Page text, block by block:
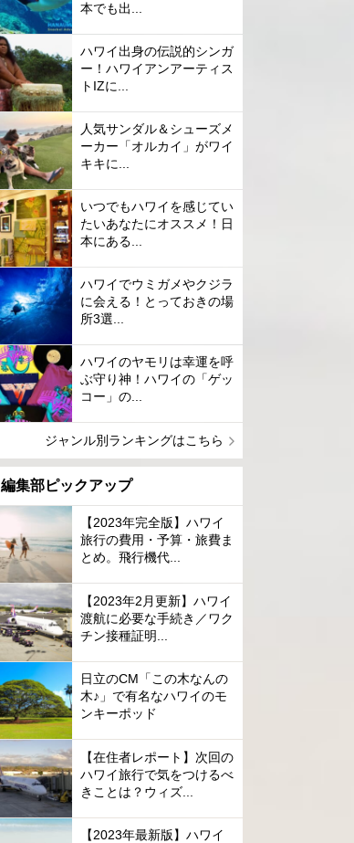
本でも出...
ハワイ出身の伝説的シンガ
ー！ハワイアンアーティス
トIZに...
人気サンダル＆シューズメ
ーカー「オルカイ」がワイ
キキに...
いつでもハワイを感じてい
たいあなたにオススメ！日
本にある...
ハワイでウミガメやクジラ
に会える！とっておきの場
所3選...
ハワイのヤモリは幸運を呼
ぶ守り神！ハワイの「ゲッ
コー」の...
ジャンル別ランキングはこちら
編集部ピックアップ
【2023年完全版】ハワイ
旅行の費用・予算・旅費ま
とめ。飛行機代...
【2023年2月更新】ハワイ
渡航に必要な手続き／ワク
チン接種証明...
日立のCM「この木なんの
木♪」で有名なハワイのモ
ンキーポッド
【在住者レポート】次回の
ハワイ旅行で気をつけるべ
きことは？ウィズ...
【2023年最新版】ハワイ